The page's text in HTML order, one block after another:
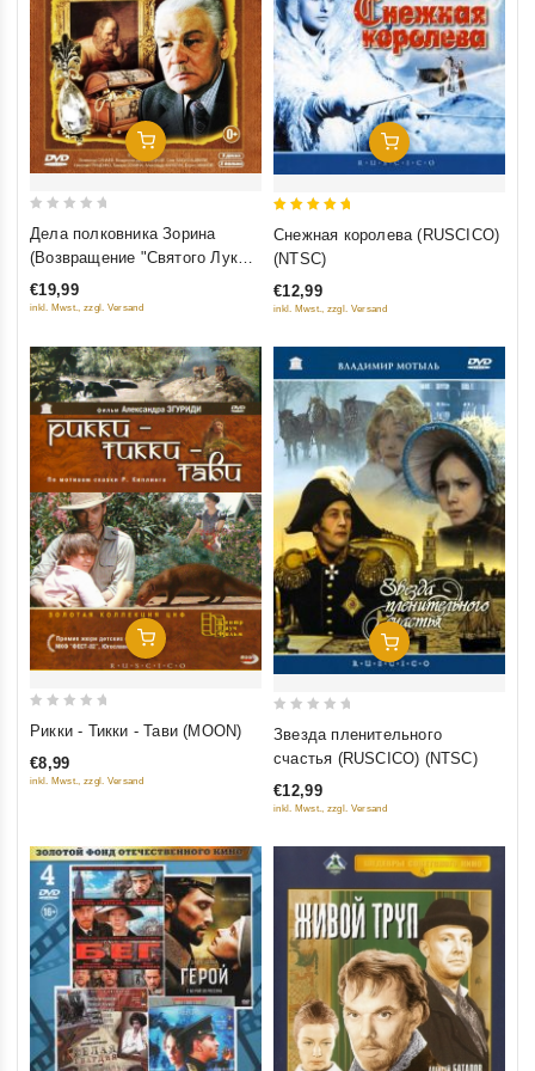
Добавить В Корзину
out
5
Дела полковника Зорина
(Возвращение "Святого Луки",
Чёрный Принц, Версия
полковника Зорина) (3 DVD)
€19,99
inkl. Mwst., zzgl. Versand
Добавить В Корзину
Снежная королева (RUSCICO)
(NTSC)
€12,99
inkl. Mwst., zzgl. Versand
Добавить В Корзину
of
Рикки - Тикки - Тави (MOON)
€8,99
inkl. Mwst., zzgl. Versand
Добавить В Корзину
5
Звезда пленительного
счастья (RUSCICO) (NTSC)
€12,99
inkl. Mwst., zzgl. Versand